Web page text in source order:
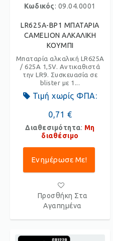
Κωδικός: 09.04.0001
LR625A-BP1 ΜΠΑΤΑΡΙΑ
CAMELION ΑΛΚΑΛΙΚΗ
ΚΟΥΜΠΙ
Μπαταρία αλκαλική LR625A
/ 625A 1,5V. Αντικαθιστά
την LR9. Συσκευασία σε
blister με 1...
Τιμή χωρίς ΦΠΑ:
0,71 €
Διαθεσιμότητα: Μη
διαθέσιμο
Ενημέρωσε Με!
Προσθήκη Στα
Αγαπημένα